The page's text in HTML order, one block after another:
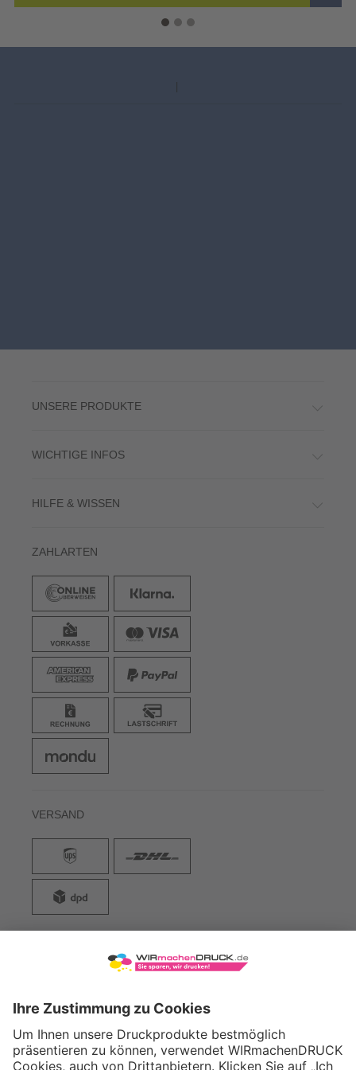
UNSERE PRODUKTE
WICHTIGE INFOS
HILFE & WISSEN
ZAHLARTEN
VERSAND
WIRmachenDRUCK GmbH
71522 Backnang
Tel.: +49 (0) 711 995 982 - 20
Fax: +49 (0) 711 995 982 - 21